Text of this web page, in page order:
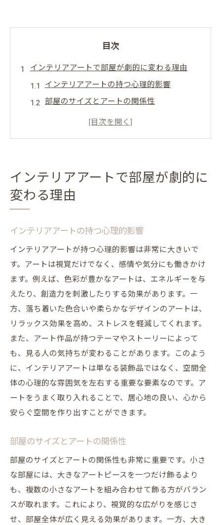
目次
インテリアアートで部屋が劇的に変わる理由
インテリアアートの持つ心理的影響
部屋のサイズとアートの関係性
アートがもたらす視覚的効果
色彩とデザインでインテリアを魔法のように変
色彩心理学を活用したインテリアアート
デザインの統一感とアクセント
色彩と空間の広がり感の関係
壁の色とアートのバランス
季節ごとの色彩の取り入れ方
アートの力でインテリア空間を魅力的にするコ
アートの選び方で個性を引き出す
アートのレイアウトで空間に深みを
照明とアートの調和
素材感を活かしたインテリアアート
インテリアにアートを取り入れることで得られ
る効果とは
集中力を向上させるアート
インテリアアートで部屋が劇的に
変わる理由
インテリアアートの持つ心理的影響
インテリアアートが持つ心理的影響は非常に大きいで
す。アートは視覚だけでなく、感情や気分にも働きかけ
ます。例えば、色彩が豊かなアートは、エネルギーを与
えたり、創造力を刺激したりする効果があります。一
方、落ち着いた色合いや柔らかなデザインのアートは、
リラックス効果を高め、ストレスを軽減してくれます。
また、アート作品が持つテーマやストーリーによって
も、見る人の気持ちが変わることがあります。このよう
に、インテリアアートは単なる装飾品ではなく、空間全
体の心理的な雰囲気を左右する重要な要素なのです。ア
ートをうまく取り入れることで、居心地の良い、心から
安らぐ空間を作り出すことができます。
部屋のサイズとアートの関係性
部屋のサイズとアートの関係性も非常に重要です。小さ
な部屋には、大きなアートピースを一つだけ飾るより
も、複数の小さなアートを組み合わせて飾る方がバラン
スが取れます。これにより、視覚的な広がりを感じさ
せ、部屋全体が広く見える効果があります。一方、大き